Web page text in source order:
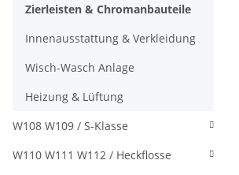
Zierleisten & Chromanbauteile
Innenausstattung & Verkleidung
Wisch-Wasch Anlage
Heizung & Lüftung
W108 W109 / S-Klasse
W110 W111 W112 / Heckflosse